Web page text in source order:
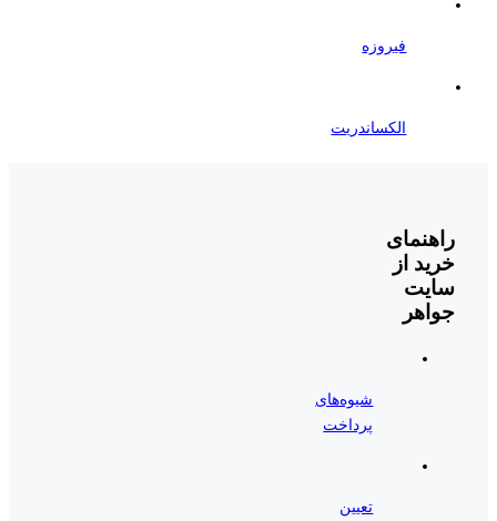
فیروزه
الکساندریت
راهنمای
خرید از
سایت
جواهر
شیوه‌های
پرداخت